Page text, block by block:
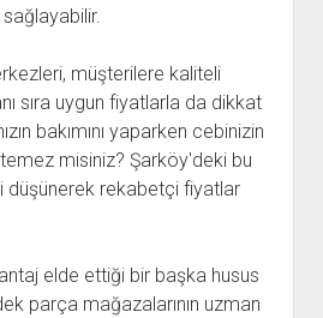
müşterilere kaliteli
sıra uygun fiyatlarla da dikkat
bakımını yaparken cebinizin
misiniz? Şarköy'deki bu
düşünerek rekabetçi fiyatlar
elde ettiği bir başka husus
parça mağazalarının uzman